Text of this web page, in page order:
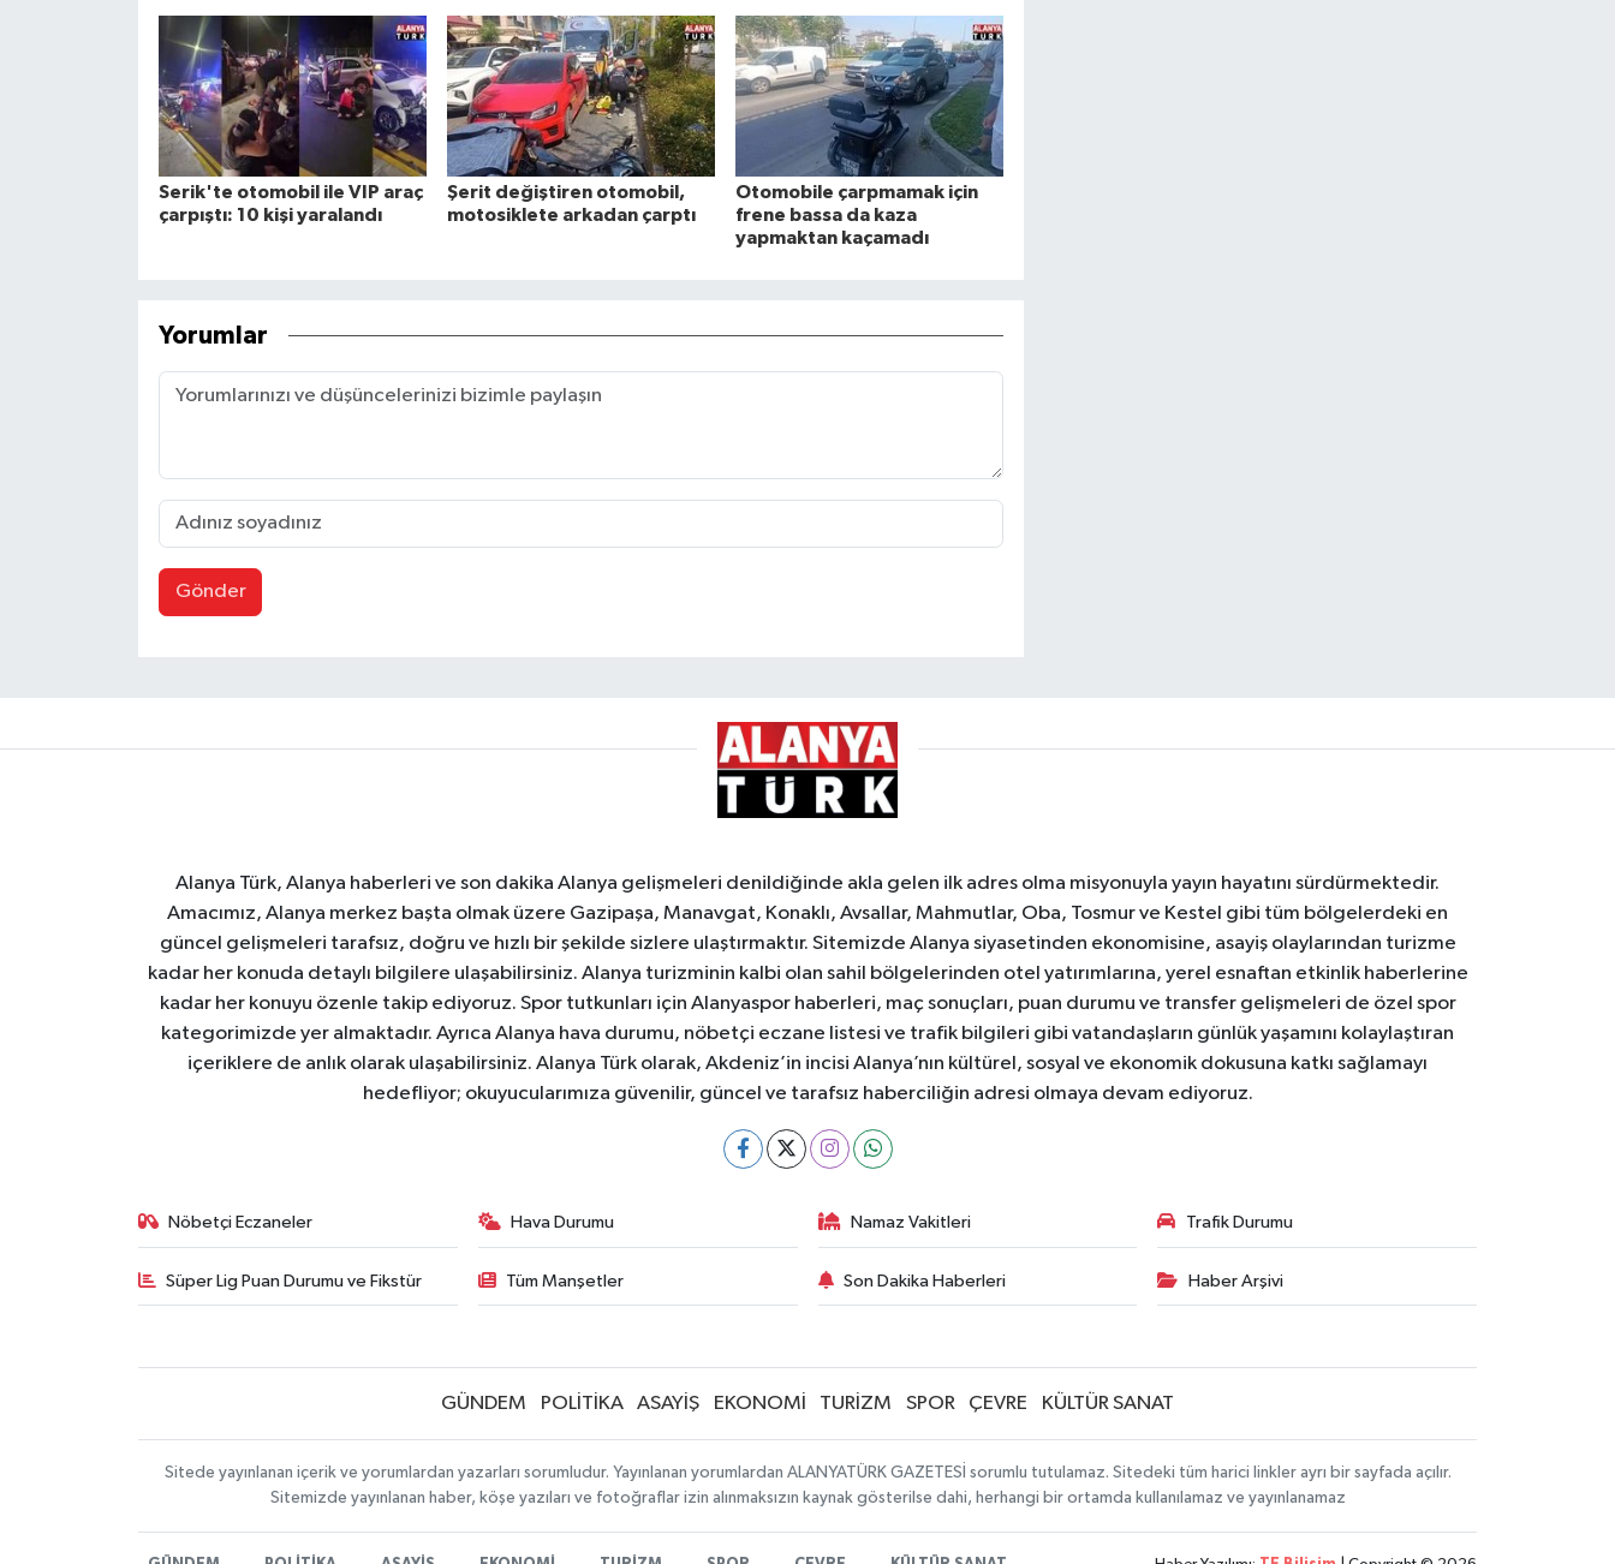
Serik'te otomobil ile VIP araç
çarpıştı: 10 kişi yaralandı
Şerit değiştiren otomobil,
motosiklete arkadan çarptı
Otomobile çarpmamak için
frene bassa da kaza
yapmaktan kaçamadı
Yorumlar
Gönder
Alanya Türk, Alanya haberleri ve son dakika Alanya gelişmeleri denildiğinde akla gelen ilk adres olma misyonuyla yayın hayatını sürdürmektedir.
Amacımız, Alanya merkez başta olmak üzere Gazipaşa, Manavgat, Konaklı, Avsallar, Mahmutlar, Oba, Tosmur ve Kestel gibi tüm bölgelerdeki en
güncel gelişmeleri tarafsız, doğru ve hızlı bir şekilde sizlere ulaştırmaktır. Sitemizde Alanya siyasetinden ekonomisine, asayiş olaylarından turizme
kadar her konuda detaylı bilgilere ulaşabilirsiniz. Alanya turizminin kalbi olan sahil bölgelerinden otel yatırımlarına, yerel esnaftan etkinlik haberlerine
kadar her konuyu özenle takip ediyoruz. Spor tutkunları için Alanyaspor haberleri, maç sonuçları, puan durumu ve transfer gelişmeleri de özel spor
kategorimizde yer almaktadır. Ayrıca Alanya hava durumu, nöbetçi eczane listesi ve trafik bilgileri gibi vatandaşların günlük yaşamını kolaylaştıran
içeriklere de anlık olarak ulaşabilirsiniz. Alanya Türk olarak, Akdeniz’in incisi Alanya’nın kültürel, sosyal ve ekonomik dokusuna katkı sağlamayı
hedefliyor; okuyucularımıza güvenilir, güncel ve tarafsız haberciliğin adresi olmaya devam ediyoruz.
Nöbetçi Eczaneler Hava Durumu Namaz Vakitleri Trafik Durumu
Süper Lig Puan Durumu ve Fikstür Tüm Manşetler Son Dakika Haberleri Haber Arşivi
GÜNDEM POLİTİKA ASAYİŞ EKONOMİ TURİZM SPOR ÇEVRE KÜLTÜR SANAT
Sitede yayınlanan içerik ve yorumlardan yazarları sorumludur. Yayınlanan yorumlardan ALANYATÜRK GAZETESİ sorumlu tutulamaz. Sitedeki tüm harici linkler ayrı bir sayfada açılır.
Sitemizde yayınlanan haber, köşe yazıları ve fotoğraflar izin alınmaksızın kaynak gösterilse dahi, herhangi bir ortamda kullanılamaz ve yayınlanamaz